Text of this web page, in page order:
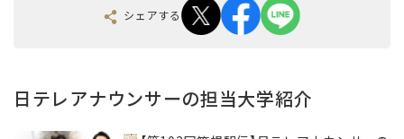
シェアする
日テレアナウンサーの担当大学紹介